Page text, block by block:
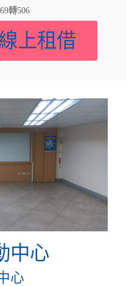
轉506
上租借
中心
心